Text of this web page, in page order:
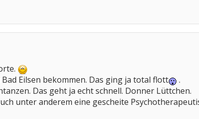
Eilsen bekommen. Das ging ja total flott
.
Das geht ja echt schnell. Donner Lüttchen.
unter anderem eine gescheite